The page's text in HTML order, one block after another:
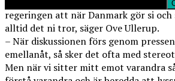
regeringen att när Danmark gör si
alltid det ni tror, säger Ove Ullerup.
– När diskussionen förs genom
emellanåt, så sker det ofta med
Men när vi sitter mitt emot varandra
är en oberoende dansk-svensk
nyhets­byrå som ingår i
Øresundsinstituttet.
Øresundsinstituttet